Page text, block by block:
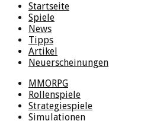
Startseite
Spiele
News
Tipps
Artikel
Neuerscheinungen
MMORPG
Rollenspiele
Strategiespiele
Simulationen